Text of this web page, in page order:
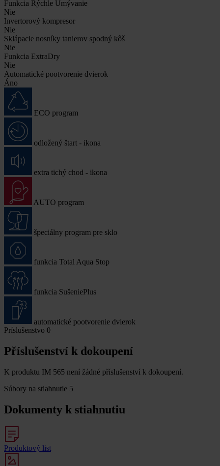
Funkcia Rýchle Umývanie
Nie
Invertorový kompresor
Nie
Sklápacie nosníky tanierov spodný kôš
Nie
Funkcia ExtraDry
Nie
Automatické pootvorenie dvierok
Áno
ECO program
odložený štart - ikona
extra tichý chod - ikona
AUTO program
špeciálny program pre sklo
funkcia Total Aqua Stop
funkcia SušeniePlus
automatické pootvorenie dvierok
Príslušenstvo 0
Příslušenství k dokoupení
K produktu IM 565 není žádné příslušenství k dokoupení.
Súbory na stiahnutie 5
Dokumenty k stiahnutiu
Produktový list